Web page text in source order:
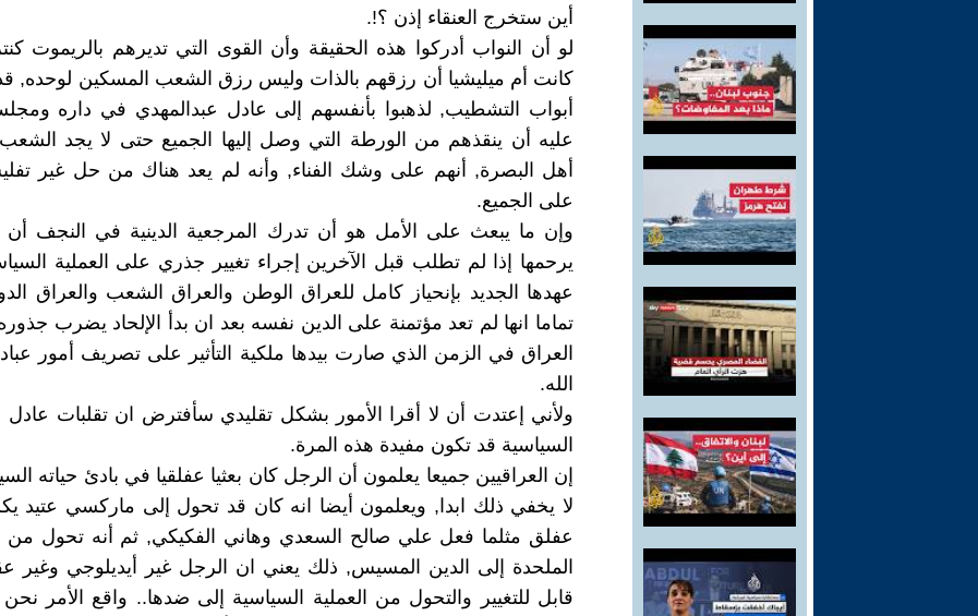
أين ستخرج العنقاء إذن ؟!.
لو أن النواب أدركوا هذه الحقيقة وأن القوى التي تديرهم بالريموت
كانت أم ميليشيا أن رزقهم بالذات وليس رزق الشعب المسكين لوحده,
أبواب التشطيب, لذهبوا بأنفسهم إلى عادل عبدالمهدي في داره
عليه أن ينقذهم من الورطة التي وصل إليها الجميع حتى لا يجد
أهل البصرة, أنهم على وشك الفناء, وأنه لم يعد هناك من حل غير
على الجميع.
وإن ما يبعث على الأمل هو أن تدرك المرجعية الدينية في النجف أن
يرحمها إذا لم تطلب قبل الآخرين إجراء تغيير جذري على العملية
عهدها الجديد بإنحياز كامل للعراق الوطن والعراق الشعب والعراق
تماما انها لم تعد مؤتمنة على الدين نفسه بعد ان بدأ الإلحاد يضرب
العراق في الزمن الذي صارت بيدها ملكية التأثير على تصريف أمور
الله.
ولأني إعتدت أن لا أقرا الأمور بشكل تقليدي سأفترض ان تقلبات عادل
السياسية قد تكون مفيدة هذه المرة.
إن العراقيين جميعا يعلمون أن الرجل كان بعثيا عفلقيا في بادئ حياته
لا يخفي ذلك ابدا, ويعلمون أيضا انه كان قد تحول إلى ماركسي عتيد
عفلق مثلما فعل علي صالح السعدي وهاني الفكيكي, ثم أنه تحول من
الملحدة إلى الدين المسيس, ذلك يعني ان الرجل غير أيديلوجي وغير
قابل للتغيير والتحول من العملية السياسية إلى ضدها.. واقع الأمر